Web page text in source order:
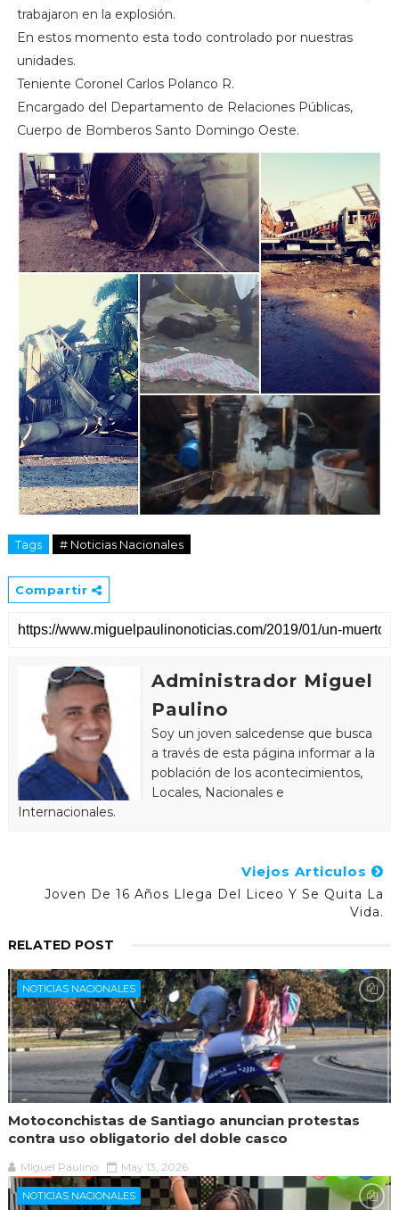
trabajaron en la explosión.
En estos momento esta todo controlado por nuestras
unidades.
Teniente Coronel Carlos Polanco R.
Encargado del Departamento de Relaciones Públicas,
Cuerpo de Bomberos Santo Domingo Oeste.
Tags # Noticias Nacionales
Compartir
Administrador Miguel
Paulino
Soy un joven salcedense que busca
a través de esta página informar a la
población de los acontecimientos,
Locales, Nacionales e
Internacionales.
Viejos Articulos
Joven De 16 Años Llega Del Liceo Y Se Quita La
Vida.
RELATED POST
NOTICIAS NACIONALES
Motoconchistas de Santiago anuncian protestas
contra uso obligatorio del doble casco
Miguel Paulino May 13, 2026
NOTICIAS NACIONALES